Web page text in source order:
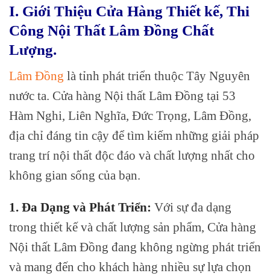
I. Giới Thiệu Cửa Hàng Thiết kế, Thi
Công Nội Thất Lâm Đồng Chất
Lượng.
Lâm Đồng là tỉnh phát triển thuộc Tây Nguyên
nước ta. Cửa hàng Nội thất Lâm Đồng tại 53
Hàm Nghi, Liên Nghĩa, Đức Trọng, Lâm Đồng,
địa chỉ đáng tin cậy để tìm kiếm những giải pháp
trang trí nội thất độc đáo và chất lượng nhất cho
không gian sống của bạn.
1. Đa Dạng và Phát Triển: Với sự đa dạng
trong thiết kế và chất lượng sản phẩm, Cửa hàng
Nội thất Lâm Đồng đang không ngừng phát triển
và mang đến cho khách hàng nhiều sự lựa chọn